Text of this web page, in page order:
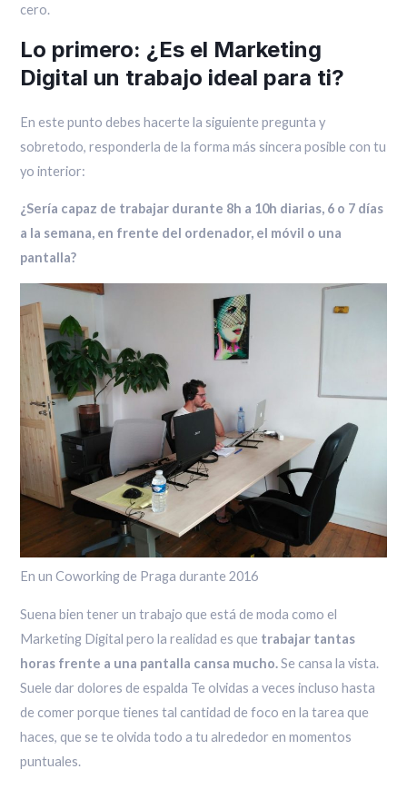
cero.
Lo primero: ¿Es el Marketing
Digital un trabajo ideal para ti?
En este punto debes hacerte la siguiente pregunta y
sobretodo, responderla de la forma más sincera posible con tu
yo interior:
¿Sería capaz de trabajar durante 8h a 10h diarias, 6 o 7 días
a la semana, en frente del ordenador, el móvil o una
pantalla?
En un Coworking de Praga durante 2016
Suena bien tener un trabajo que está de moda como el
Marketing Digital pero la realidad es que trabajar tantas
horas frente a una pantalla cansa mucho.Se cansa la vista.
Suele dar dolores de espalda Te olvidas a veces incluso hasta
de comer porque tienes tal cantidad de foco en la tarea que
haces, que se te olvida todo a tu alrededor en momentos
puntuales.